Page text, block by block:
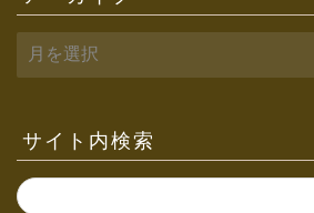
ー
ブ
サイト内検索